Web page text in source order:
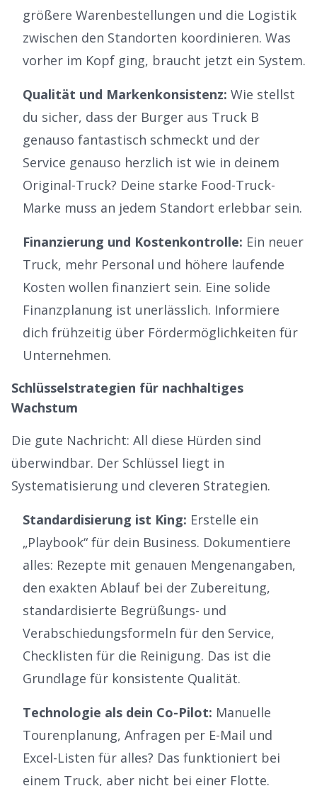
größere Warenbestellungen und die Logistik
zwischen den Standorten koordinieren. Was
vorher im Kopf ging, braucht jetzt ein System.
Qualität und Markenkonsistenz: Wie stellst
du sicher, dass der Burger aus Truck B
genauso fantastisch schmeckt und der
Service genauso herzlich ist wie in deinem
Original-Truck? Deine starke Food-Truck-
Marke muss an jedem Standort erlebbar sein.
Finanzierung und Kostenkontrolle: Ein neuer
Truck, mehr Personal und höhere laufende
Kosten wollen finanziert sein. Eine solide
Finanzplanung ist unerlässlich. Informiere
dich frühzeitig über Fördermöglichkeiten für
Unternehmen.
Schlüsselstrategien für nachhaltiges
Wachstum
Die gute Nachricht: All diese Hürden sind
überwindbar. Der Schlüssel liegt in
Systematisierung und cleveren Strategien.
Standardisierung ist King: Erstelle ein
„Playbook“ für dein Business. Dokumentiere
alles: Rezepte mit genauen Mengenangaben,
den exakten Ablauf bei der Zubereitung,
standardisierte Begrüßungs- und
Verabschiedungsformeln für den Service,
Checklisten für die Reinigung. Das ist die
Grundlage für konsistente Qualität.
Technologie als dein Co-Pilot: Manuelle
Tourenplanung, Anfragen per E-Mail und
Excel-Listen für alles? Das funktioniert bei
einem Truck, aber nicht bei einer Flotte.